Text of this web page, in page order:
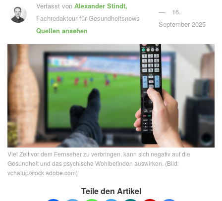
Verfasst vonAlexander Stindt,
Fachredakteur für Gesundheitsnews
Quellen ansehen
16.
September 2025
Viel Zeit vor dem Fernseher zu verbringen, kann sich negativ auf die
Gesundheit und das psychische Wohlbefinden auswirken. (Bild:
vchalup/stock.adobe.com)
Teile den Artikel